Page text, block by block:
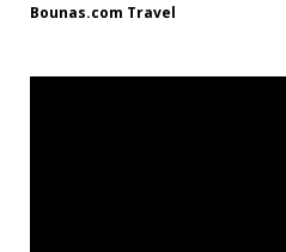
Bounas.com Travel